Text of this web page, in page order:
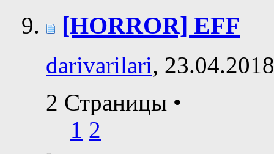
[HORROR] EFF
darivarilari,
2 Страницы •
1 2